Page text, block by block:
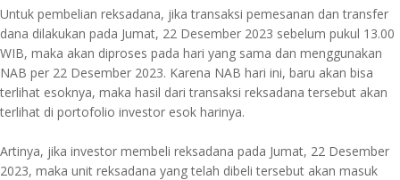
Untuk pembelian reksadana, jika transaksi pemesanan dan transfer
dana dilakukan pada Jumat, 22 Desember 2023 sebelum pukul 13.00
WIB, maka akan diproses pada hari yang sama dan menggunakan
NAB per 22 Desember 2023. Karena NAB hari ini, baru akan bisa
terlihat esoknya, maka hasil dari transaksi reksadana tersebut akan
terlihat di portofolio investor esok harinya.
Artinya, jika investor membeli reksadana pada Jumat, 22 Desember
2023, maka unit reksadana yang telah dibeli tersebut akan masuk